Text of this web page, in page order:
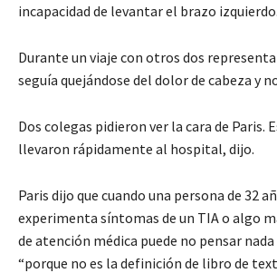
incapacidad de levantar el brazo izquierdo.
Durante un viaje con otros dos
seguía quejándose del dolor de cabeza y
Dos colegas pidieron ver la cara de Paris.
llevaron rápidamente al hospital, dijo.
Paris dijo que cuando una persona de 32
experimenta síntomas de un TIA o algo
de atención médica puede no pensar
“porque no es la definición de libro de